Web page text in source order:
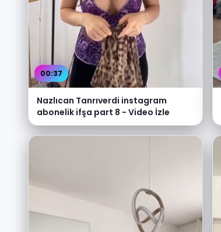
00:37
Nazlıcan Tanrıverdi instagram
abonelik ifşa part 8 - Video İzle